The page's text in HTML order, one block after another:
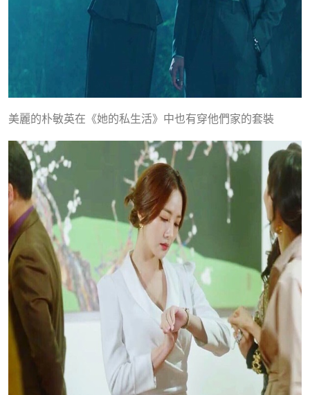
美麗的朴敏英在《她的私生活》中也有穿他們家的套裝